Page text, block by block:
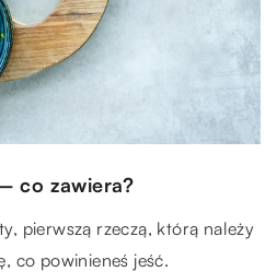
co zawiera?
pierwszą rzeczą, którą należy
co powinieneś jeść.